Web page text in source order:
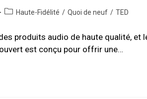
PostHaute-Fidélité / Quoi de neuf / TED
produits audio de haute qualité, et
est conçu pour offrir une…